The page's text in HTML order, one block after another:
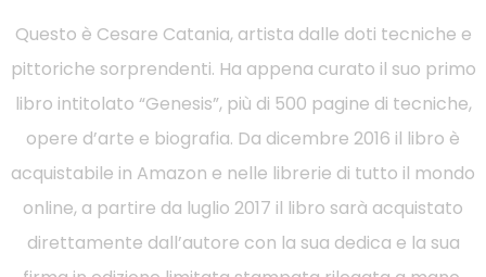
Questo è Cesare Catania, artista dalle doti tecniche e
pittoriche sorprendenti. Ha appena curato il suo primo
libro intitolato “Genesis”, più di 500 pagine di tecniche,
opere d’arte e biografia. Da dicembre 2016 il libro è
acquistabile in Amazon e nelle librerie di tutto il mondo
online, a partire da luglio 2017 il libro sarà acquistato
direttamente dall’autore con la sua dedica e la sua